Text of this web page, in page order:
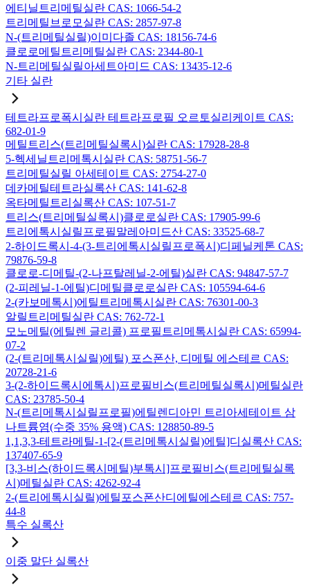
에티닐트리메틸실란 CAS: 1066-54-2
트리메틸브로모실란 CAS: 2857-97-8
N-(트리메틸실릴)이미다졸 CAS: 18156-74-6
클로로메틸트리메틸실란 CAS: 2344-80-1
N-트리메틸실릴아세트아미드 CAS: 13435-12-6
기타 실란
테트라프로폭시실란 테트라프로필 오르토실리케이트 CAS:
682-01-9
메틸트리스(트리메틸실록시)실란 CAS: 17928-28-8
5-헥세닐트리메톡시실란 CAS: 58751-56-7
트리메틸실릴 아세테이트 CAS: 2754-27-0
데카메틸테트라실록산 CAS: 141-62-8
옥타메틸트리실록산 CAS: 107-51-7
트리스(트리메틸실록시)클로로실란 CAS: 17905-99-6
트리에톡시실릴프로필말레아미드산 CAS: 33525-68-7
2-하이드록시-4-(3-트리에톡시실릴프로폭시)디페닐케톤 CAS:
79876-59-8
클로로-디메틸-(2-나프탈레닐-2-에틸)실란 CAS: 94847-57-7
(2-피레닐-1-에틸)디메틸클로로실란 CAS: 105594-64-6
2-(카보메톡시)에틸트리메톡시실란 CAS: 76301-00-3
알릴트리메틸실란 CAS: 762-72-1
모노메틸(에틸렌 글리콜) 프로필트리메톡시실란 CAS: 65994-
07-2
(2-(트리메톡시실릴)에틸) 포스폰산, 디메틸 에스테르 CAS:
20728-21-6
3-(2-하이드록시에톡시)프로필비스(트리메틸실록시)메틸실란
CAS: 23785-50-4
N-(트리메톡시실릴프로필)에틸렌디아민 트리아세테이트 삼
나트륨염(수중 35% 용액) CAS: 128850-89-5
1,1,3,3-테트라메틸-1-[2-(트리메톡시실릴)에틸]디실록산 CAS:
137407-65-9
[3,3-비스(하이드록시메틸)부톡시]프로필비스(트리메틸실록
시)메틸실란 CAS: 4262-92-4
2-(트리에톡시실릴)에틸포스폰산디에틸에스테르 CAS: 757-
44-8
특수 실록산
이중 말단 실록산